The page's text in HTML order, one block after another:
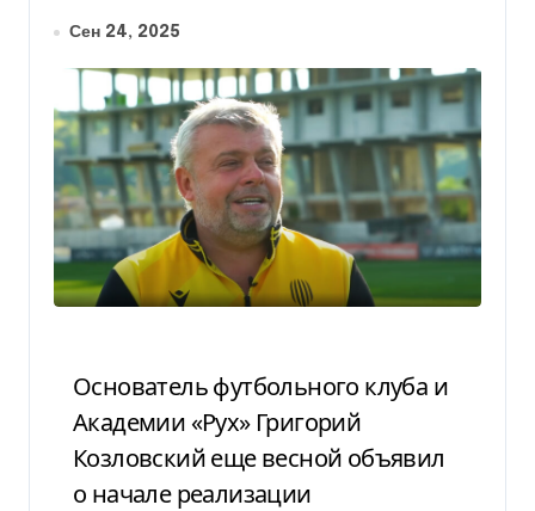
Сен 24, 2025
Основатель футбольного клуба и
Академии «Рух» Григорий
Козловский еще весной объявил
о начале реализации